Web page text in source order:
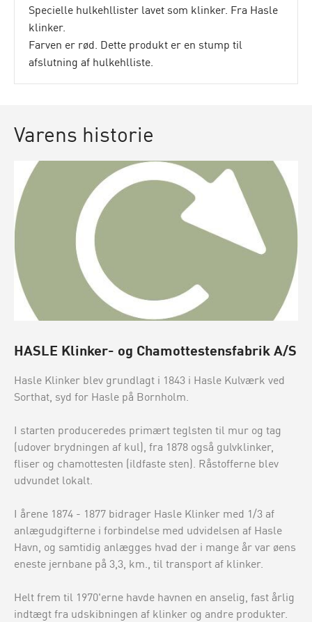
Specielle hulkehllister lavet som klinker. Fra Hasle
klinker.
Farven er rød. Dette produkt er en stump til
afslutning af hulkehlliste.
Varens historie
HASLE Klinker- og Chamottestensfabrik A/S
Hasle Klinker blev grundlagt i 1843 i Hasle Kulværk ved
Sorthat, syd for Hasle på Bornholm.
I starten produceredes primært teglsten til mur og tag
(udover brydningen af kul), fra 1878 også gulvklinker,
fliser og chamottesten (ildfaste sten). Råstofferne blev
udvundet lokalt.
I årene 1874 - 1877 bidrager Hasle Klinker med 1/3 af
anlægudgifterne i forbindelse med udvidelsen af Hasle
Havn, og samtidig anlægges hvad der i mange år var øens
eneste jernbane på 3,3, km., til transport af klinker.
Helt frem til 1970'erne havde havnen en anselig, fast årlig
indtægt fra udskibningen af klinker og andre produkter.